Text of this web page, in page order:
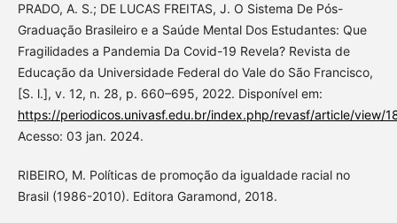
PRADO, A. S.; DE LUCAS FREITAS, J. O Sistema De Pós-
Graduação Brasileiro e a Saúde Mental Dos Estudantes: Que
Fragilidades a Pandemia Da Covid-19 Revela? Revista de
Educação da Universidade Federal do Vale do São Francisco,
[S. l.], v. 12, n. 28, p. 660–695, 2022. Disponível em:
https://periodicos.univasf.edu.br/index.php/revasf/article/view/
Acesso: 03 jan. 2024.
RIBEIRO, M. Políticas de promoção da igualdade racial no
Brasil (1986-2010). Editora Garamond, 2018.